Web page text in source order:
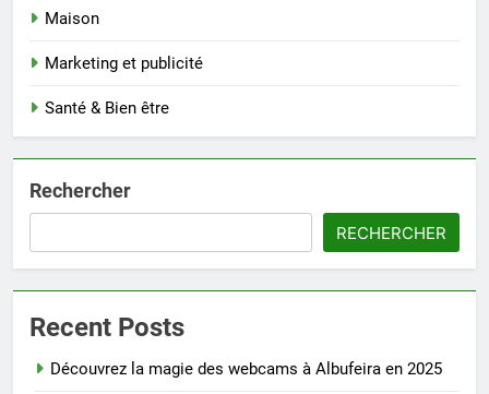
Maison
Marketing et publicité
Santé & Bien être
Rechercher
RECHERCHER
Recent Posts
Découvrez la magie des webcams à Albufeira en 2025